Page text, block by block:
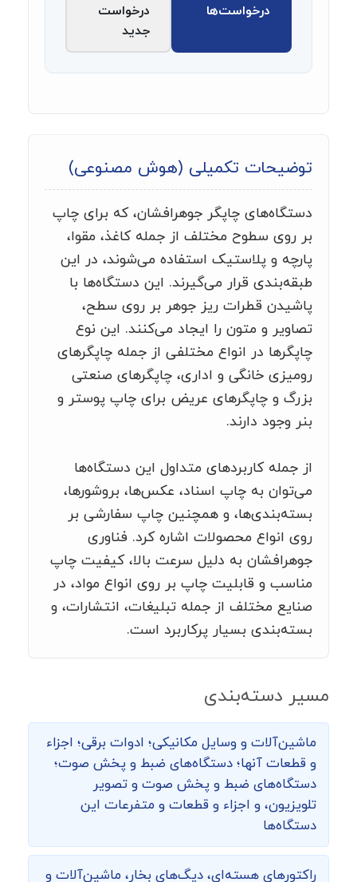
درخواست‌ها
درخواست
جدید
توضیحات تکمیلی (هوش مصنوعی)
دستگاه‌های چاپگر جوهرافشان، که برای چاپ
بر روی سطوح مختلف از جمله کاغذ، مقوا،
پارچه و پلاستیک استفاده می‌شوند، در این
طبقه‌بندی قرار می‌گیرند. این دستگاه‌ها با
پاشیدن قطرات ریز جوهر بر روی سطح،
تصاویر و متون را ایجاد می‌کنند. این نوع
چاپگرها در انواع مختلفی از جمله چاپگرهای
رومیزی خانگی و اداری، چاپگرهای صنعتی
بزرگ و چاپگرهای عریض برای چاپ پوستر و
بنر وجود دارند.
از جمله کاربردهای متداول این دستگاه‌ها
می‌توان به چاپ اسناد، عکس‌ها، بروشورها،
بسته‌بندی‌ها، و همچنین چاپ سفارشی بر
روی انواع محصولات اشاره کرد. فناوری
جوهرافشان به دلیل سرعت بالا، کیفیت چاپ
مناسب و قابلیت چاپ بر روی انواع مواد، در
صنایع مختلف از جمله تبلیغات، انتشارات، و
بسته‌بندی بسیار پرکاربرد است.
مسیر دسته‌بندی
ماشین‌‌آلات و وسایل مکانیکی؛ ادوات برقی؛ اجزاء
و قطعات آنها؛ دستگاه‌های ضبط و پخش صوت؛
دستگاه‌های ضبط و پخش صوت و تصویر
تلویزیون، و اجزاء و قطعات و متفرعات این
دستگاه‌ها
راکتورهای هسته‌ای، دیگ‌های بخار، ماشین‌آلات و